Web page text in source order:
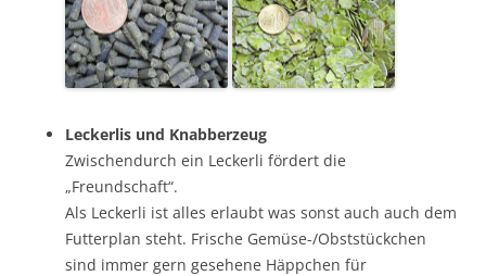
Leckerlis und Knabberzeug
Zwischendurch ein Leckerli fördert die
„Freundschaft“.
Als Leckerli ist alles erlaubt was sonst auch auch dem
Futterplan steht. Frische Gemüse-/Obststückchen
sind immer gern gesehene Häppchen für